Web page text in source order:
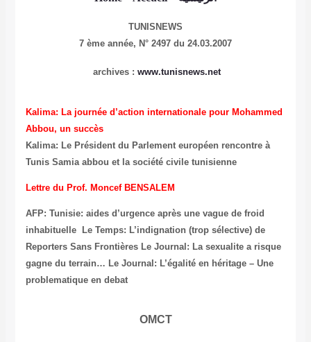
TUNISNEWS
7 ème année, N° 2497 du 24.03.2007
archives : www.tunisnews.net
Kalima: La journée d’action internationale pour Mohammed
Abbou, un succès
Kalima: Le Président du Parlement européen rencontre à
Tunis Samia abbou et la société civile tunisienne
Lettre du Prof. Moncef BENSALEM
AFP: Tunisie: aides d’urgence après une vague de froid
inhabituelle
Le Temps: L’indignation (trop sélective) de
Reporters Sans Frontières Le Journal: La sexualite a risque
gagne du terrain… Le Journal: L’égalité en héritage – Une
problematique en debat
OMCT